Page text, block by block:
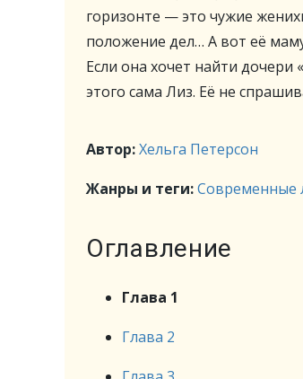
горизонте — это чужие
положение дел… А вот её
Если она хочет найти дочери
этого сама Лиз. Её не
Автор:Хельга Петерсон
Жанры и теги:Современные
Оглавление
Глава 1
Глава 2